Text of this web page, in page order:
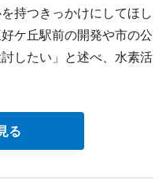
持つきっかけにしてほし
ケ丘駅前の開発や市の公
したい」と述べ、水素活
る